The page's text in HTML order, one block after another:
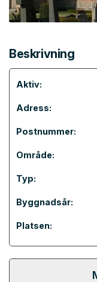
Beskrivning
Aktiv:
Adress:
Postnummer:
Område:
Typ:
Byggnadsår:
Platsen: